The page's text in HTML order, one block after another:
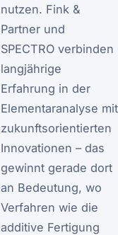
nutzen. Fink &
Partner und
SPECTRO verbinden
langjährige
Erfahrung in der
Elementaranalyse mit
zukunftsorientierten
Innovationen – das
gewinnt gerade dort
an Bedeutung, wo
Verfahren wie die
additive Fertigung